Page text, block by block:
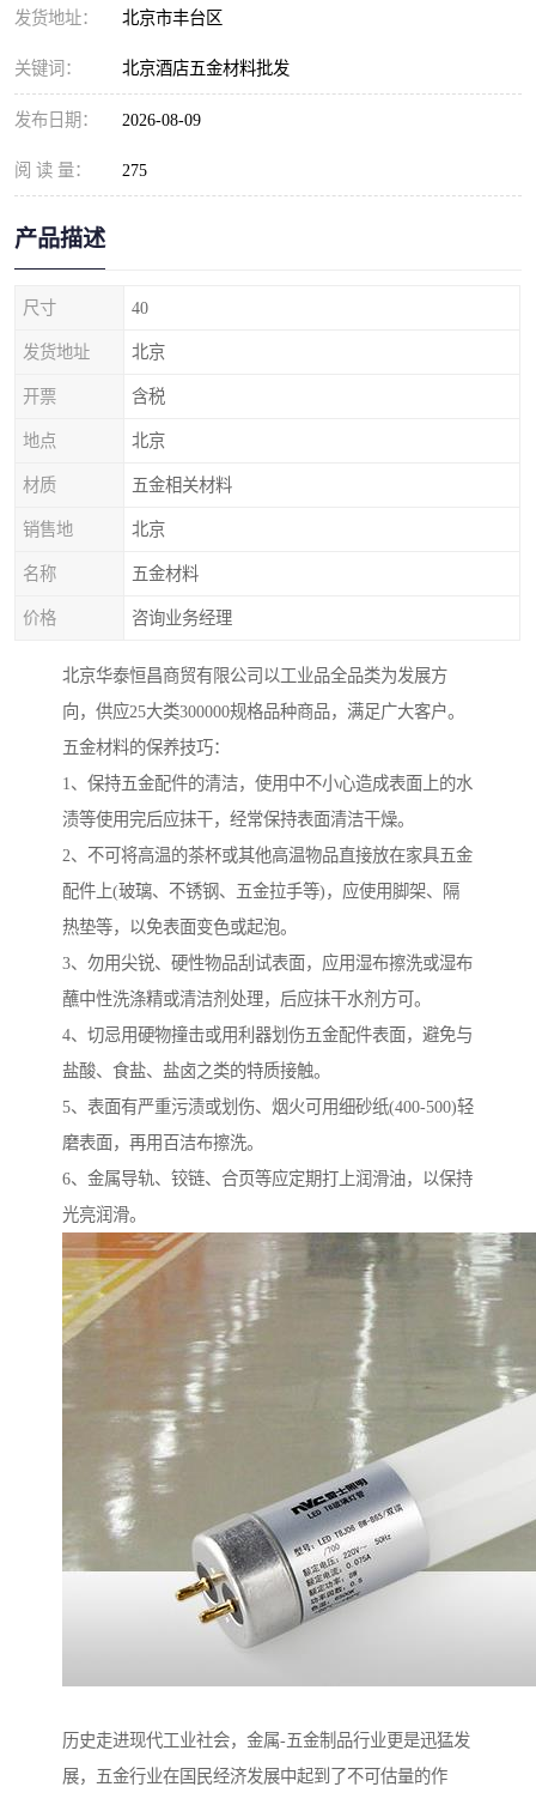
发货地址： 北京市丰台区
关键词： 北京酒店五金材料批发
发布日期： 2026-08-09
阅 读 量： 275
产品描述
尺寸 40
发货地址 北京
开票 含税
地点 北京
材质 五金相关材料
销售地 北京
名称 五金材料
价格 咨询业务经理
北京华泰恒昌商贸有限公司以工业品全品类为发展方
向，供应25大类300000规格品种商品，满足广大客户。
五金材料的保养技巧：
1、保持五金配件的清洁，使用中不小心造成表面上的水
渍等使用完后应抹干，经常保持表面清洁干燥。
2、不可将高温的茶杯或其他高温物品直接放在家具五金
配件上(玻璃、不锈钢、五金拉手等)，应使用脚架、隔
热垫等，以免表面变色或起泡。
3、勿用尖锐、硬性物品刮试表面，应用湿布擦洗或湿布
蘸中性洗涤精或清洁剂处理，后应抹干水剂方可。
4、切忌用硬物撞击或用利器划伤五金配件表面，避免与
盐酸、食盐、盐卤之类的特质接触。
5、表面有严重污渍或划伤、烟火可用细砂纸(400-500)轻
磨表面，再用百洁布擦洗。
6、金属导轨、铰链、合页等应定期打上润滑油，以保持
光亮润滑。
历史走进现代工业社会，金属-五金制品行业更是迅猛发
展，五金行业在国民经济发展中起到了不可估量的作